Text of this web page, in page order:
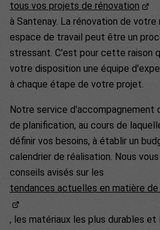
tous vos projets de rénovation
à Santenay. La rénovation de
espace de travail peut être un
stressant. C'est pour cette raison
votre disposition une équipe
à chaque étape de votre projet.
Notre service d'accompagnement
de planification, au cours de
définir vos besoins, à établir un
calendrier de réalisation. Nous
conseils avisés sur les
tendances actuelles en matière
, les matériaux les plus durables